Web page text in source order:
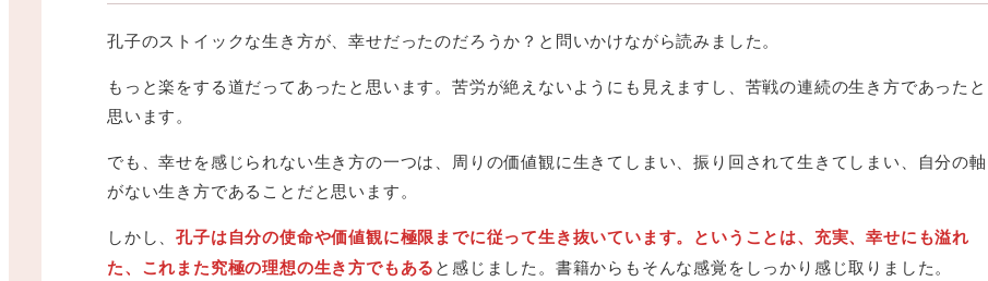
孔子のストイックな生き方が、幸せだったのだろうか？と問いかけながら読みました。
もっと楽をする道だってあったと思います。苦労が絶えないようにも見えますし、苦戦の連続の生き方であったと
思います。
でも、幸せを感じられない生き方の一つは、周りの価値観に生きてしまい、振り回されて生きてしまい、自分の軸
がない生き方であることだと思います。
しかし、孔子は自分の使命や価値観に極限までに従って生き抜いています。ということは、充実、幸せにも溢れ
た、これまた究極の理想の生き方でもあると感じました。書籍からもそんな感覚をしっかり感じ取りました。